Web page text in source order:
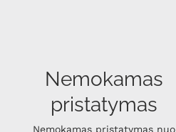
Nemokamas
pristatymas
Nemokamas pristatymas nuo